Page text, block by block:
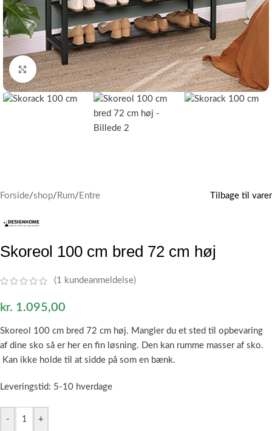
Klik for at forstørre
Forside/shop/ Rum/ Entre Tilbage til varer
Skoreol 100 cm bred 72 cm høj
(1 kundeanmeldelse)
kr. 1.095,00
Skoreol 100 cm bred 72 cm høj. Mangler du et sted til opbevaring
af dine sko så er her en fin løsning. Den kan rumme masser af sko.
Kan ikke holde til at sidde på som en bænk.
Leveringstid: 5-10 hverdage
- +